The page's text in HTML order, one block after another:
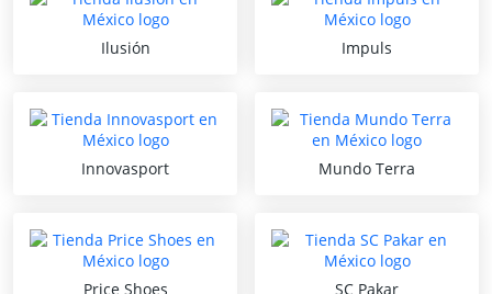
Ilusión Impuls
Innovasport Mundo Terra
Price Shoes SC Pakar